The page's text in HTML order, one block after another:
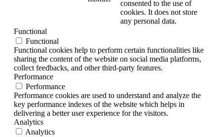
consented to the use of
cookies. It does not store
any personal data.
Functional
Functional
Functional cookies help to perform certain functionalities like
sharing the content of the website on social media platforms,
collect feedbacks, and other third-party features.
Performance
Performance
Performance cookies are used to understand and analyze the
key performance indexes of the website which helps in
delivering a better user experience for the visitors.
Analytics
Analytics